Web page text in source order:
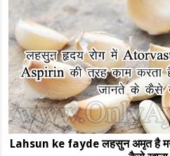
Lahsun ke fayde लहसुन अमृत है